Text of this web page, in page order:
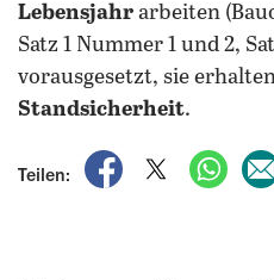
Lebensjahr arbeiten
Satz 1 Nummer 1 und 2,
vorausgesetzt, sie
Standsicherheit.
Teilen:
auf Facebook
auf X teilen
per